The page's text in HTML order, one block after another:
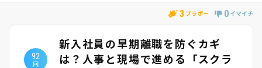
3 ブラボー 0 イマイチ
92
回
新入社員の早期離職を防ぐカギ
は？人事と現場で進める「スクラ